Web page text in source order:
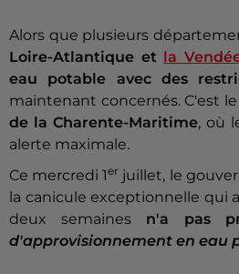
Alors que plusieurs
Loire-Atlantique et
la
eau potable avec des
maintenant concernés. C'est le
de la Charente-Maritime, où
alerte maximale.
Ce mercredi 1er juillet, le
la canicule exceptionnelle qui
deux semaines n'a pas
d'approvisionnement en eau